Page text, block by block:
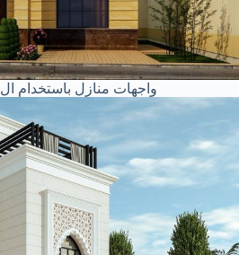
واجهات منازل باستخدام ال GRC